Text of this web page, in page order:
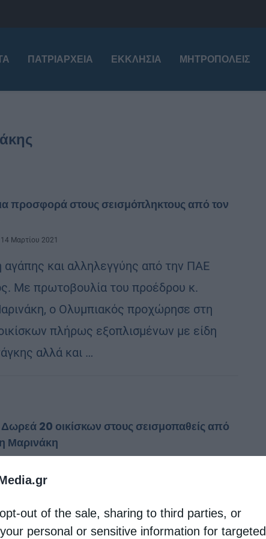
out of the sale, sharing to third parties, or
personal or sensitive information for targeted
ΠΑΤΡΙΑΡΧΕΊΑ ΕΚΚΛΗΣΊΑ ΜΗΤΡΟΠΌΛΕΙΣ
προσφορά στους σεισμόπληκτους από τον
14 Μαρτίου 2021
αγάπης και αλληλεγγύης από την ΠΑΕ
Με πρωτοβουλία του προέδρου κ.
ο Ολυμπιακός προχώρησε στη
πλήρως εξοπλισμένων με είδη
αλλά και …
20 οικίσκων στους σεισμοπαθείς από
Μαρινάκη
βραδιά, την τρίτη κατά σειρά,
οι κάτοικοι της Ελασσόνας έξω από τα
φοβισμένοι από τους συνεχείς σεισμούς